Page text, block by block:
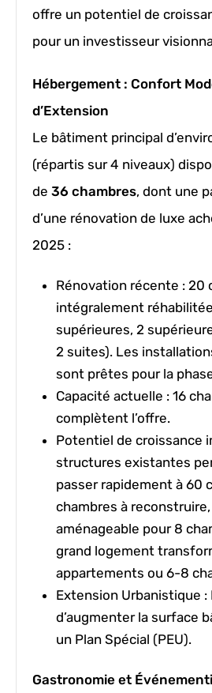
offre un potentiel de
pour un investisseur
Hébergement : Confort
d’Extension
Le bâtiment principal
(répartis sur 4 niveaux)
de 36 chambres, dont une
d’une rénovation de luxe
2025 :
Rénovation récente : 20
intégralement
supérieures, 2
2 suites). Les
sont prêtes pour la
Capacité actuelle : 16
complètent l’offre.
Potentiel de croissance
structures existantes
passer rapidement à 60
chambres à
aménageable pour 8
grand logement
appartements ou 6-8
Extension Urbanistique :
d’augmenter la surface
un Plan Spécial (PEU).
Gastronomie et